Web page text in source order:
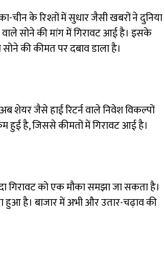
चीन के रिश्तों में सुधार जैसी खबरों ने दुनिया
वाले सोने की मांग में गिरावट आई है। इसके
की कीमत पर दबाव डाला है।
शेयर जैसे हाई रिटर्न वाले निवेश विकल्पों
हुई है, जिससे कीमतों में गिरावट आई है।
गिरावट को एक मौका समझा जा सकता है।
है। बाजार में अभी और उतार-चढ़ाव की